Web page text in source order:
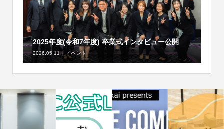
2025年度(令和7年度) 卒業式インタビュー公開
2026.05.11 イベント